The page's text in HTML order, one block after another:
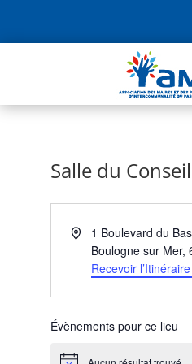
Salle du
Adresse1 Boulevard du
Boulogne sur Mer,
Recevoir
Évènements pour ce lieu